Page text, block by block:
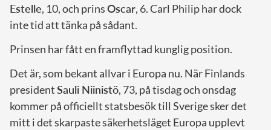
Estelle, 10, och prinsOscar, 6. Carl Philip har dock
inte tid att tänka på sådant.
Prinsen har fått en framflyttad kunglig position.
Det är, som bekant allvar i Europa nu. När Finlands
presidentSauli Niinistö, 73, på tisdag och onsdag
kommer på officiellt statsbesök till Sverige sker det
mitt i det skarpaste säkerhetsläget Europa upplevt